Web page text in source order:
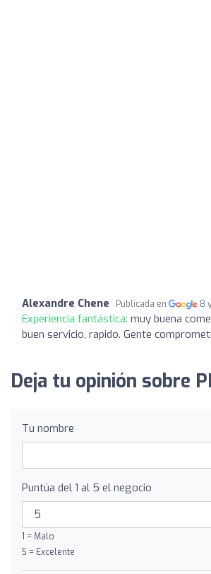
Alexandre Chene Publicada en 8
Experiencia fantástica: muy buena
buen servicio, rapido. Gente
Deja tu opinión sobre
Tu nombre
Puntúa del 1 al 5 el negocio
1 = Malo
5 = Excelente